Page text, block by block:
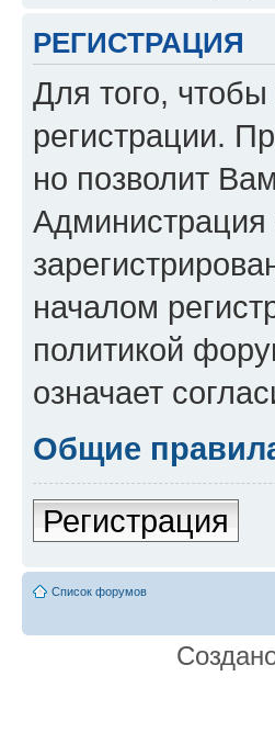
РЕГИСТРАЦИЯ
Для того,
регистрации.
но позволит
Администрация
началом
политикой
означает
Общие
Регистрация
Список форумов